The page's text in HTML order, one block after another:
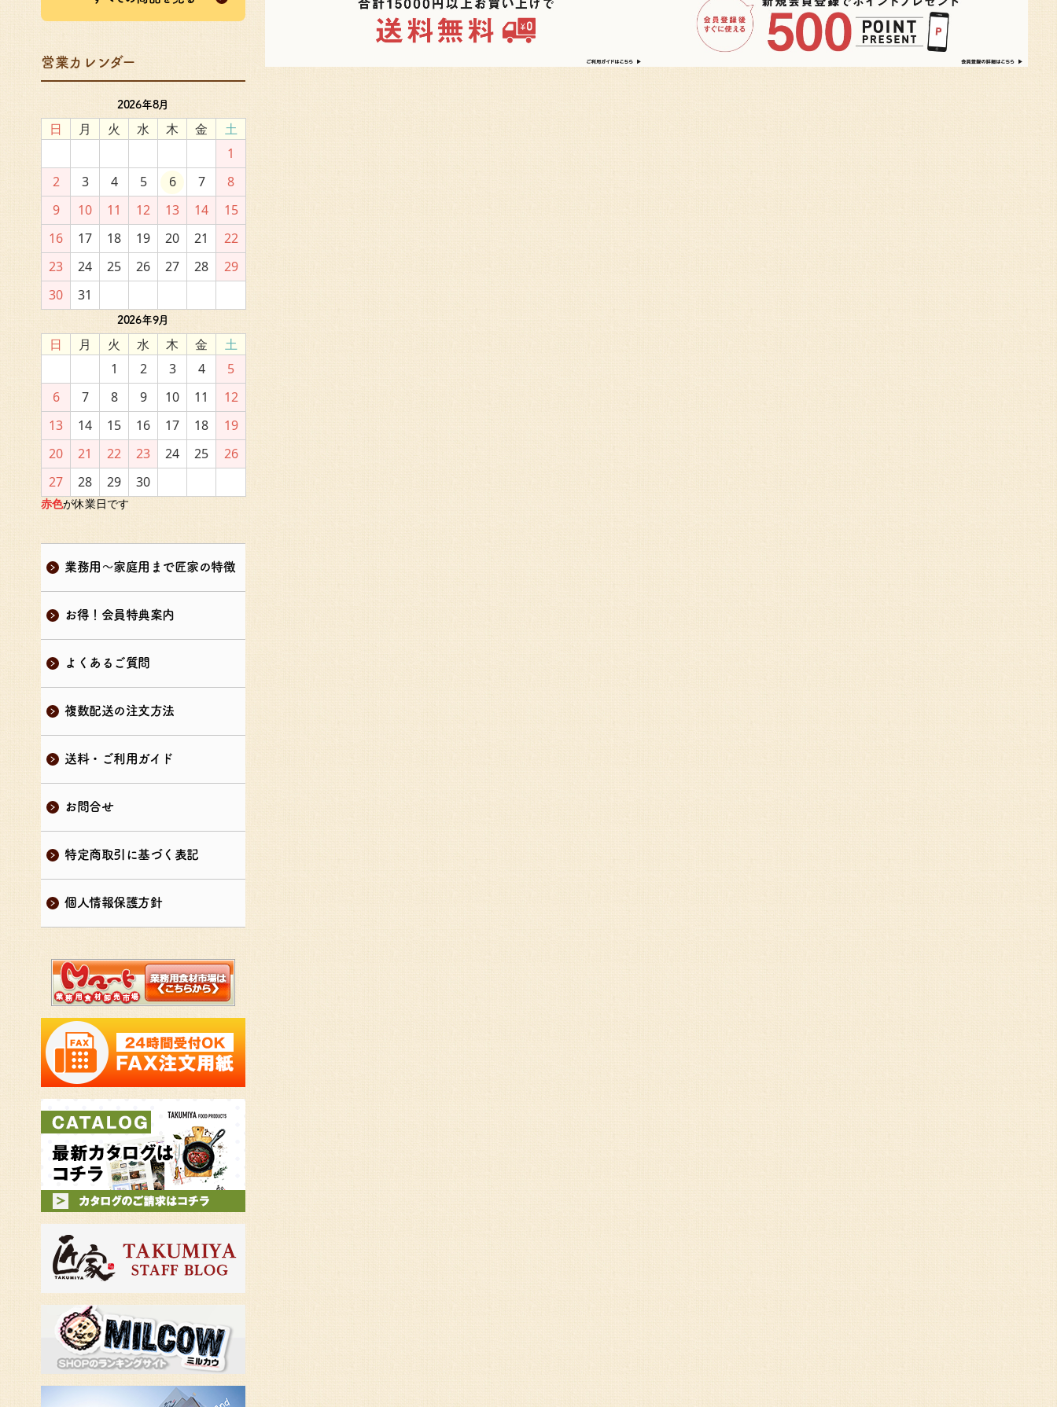
営業カレンダー
2026年8月
日 月 火 水 木 金
土
1
2
3 4 5 6 7
8
9
10 11 12 13 14
15
16
17 18 19 20 21
22
23
24 25 26 27 28
29
30
31
2026年9月
日 月 火 水 木 金
土
1
2 3 4
5
6
7 8 9 10 11
12
13
14 15 16 17 18
19
20
21 22 23 24 25
26
27
28 29 30
赤色が休業日です
業務用～家庭用まで匠家の特徴
お得！会員特典案内
よくあるご質問
複数配送の注文方法
送料・ご利用ガイド
お問合せ
特定商取引に基づく表記
個人情報保護方針